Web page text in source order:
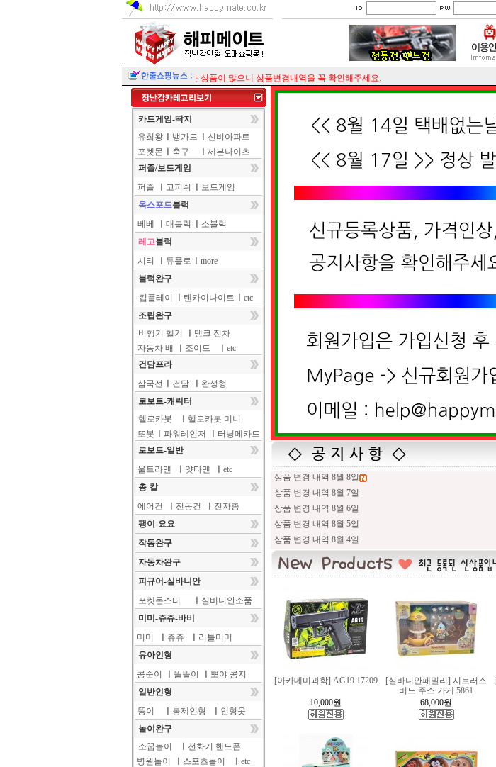
가격이 변경되는 상품이 많으니 상품변경내역을 꼭 확인해주세요.
카드게임-딱지
유희왕
뱅가드
신비아파트
포켓몬
축구
세븐나이츠
퍼즐/보드게임
퍼즐
고피쉬
보드게임
옥스포드블럭
베베
대블럭
소블럭
레고블럭
시티
듀플로
more
블럭완구
킵플레이
텐카이나이트
etc
조립완구
비행기 헬기
탱크 전차
자동차 배
조이드
etc
건담프라
삼국전
건담
완성형
로보트-캐릭터
헬로카봇
헬로카봇 미니
또봇
파워레인저
터닝메카드
로보트-일반
울트라맨
얏타맨
etc
총-칼
에어건
전동건
전자총
팽이-요요
작동완구
자동차완구
피규어-실바니안
포켓몬스터
실비니안소품
미미-쥬쥬-바비
미미
쥬쥬
리틀미미
유아인형
콩순이
똘똘이
뽀야 콩지
일반인형
뚱이
봉제인형
인형옷
놀이완구
소꿉놀이
전화기 핸드폰
병원놀이
스포츠놀이
etc
상품 변경 내역 8월 8일
상품 변경 내역 8월 7일
상품 변경 내역 8월 6일
상품 변경 내역 8월 5일
상품 변경 내역 8월 4일
[아카데미과학] AG19 17209
10,000원
[실바니안패밀리] 시트러스
버드 주스 가게 5861
68,000원